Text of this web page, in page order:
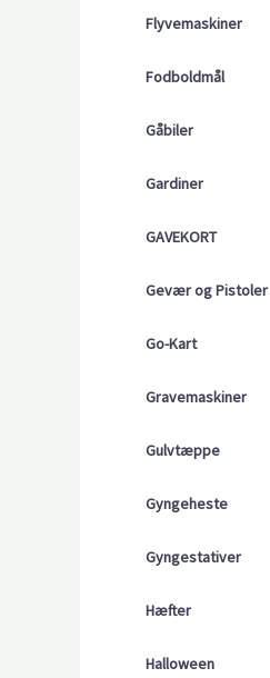
Flyvemaskiner
Fodboldmål
Gåbiler
Gardiner
GAVEKORT
Gevær og Pistoler
Go-Kart
Gravemaskiner
Gulvtæppe
Gyngeheste
Gyngestativer
Hæfter
Halloween